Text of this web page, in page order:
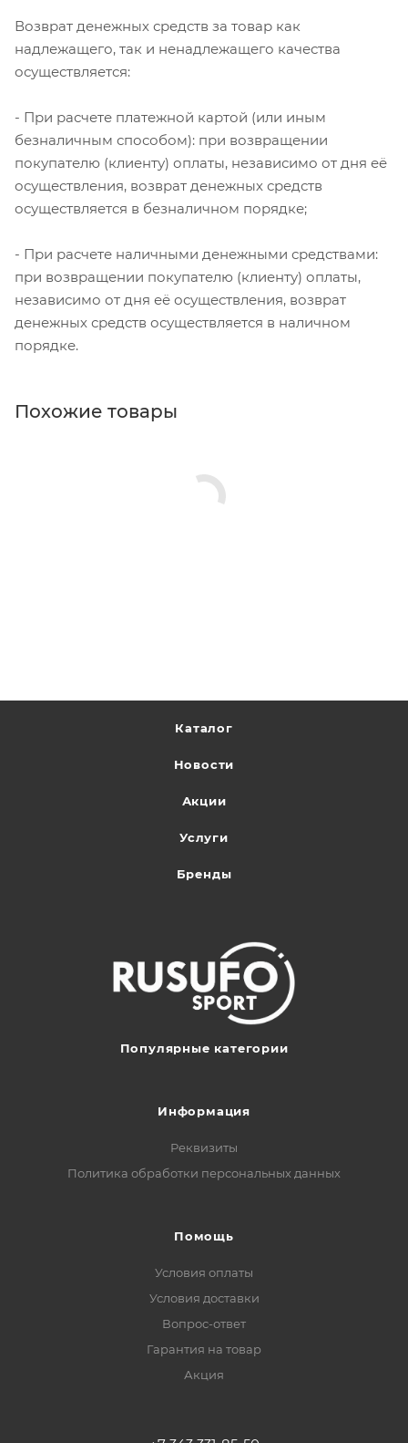
Возврат денежных средств за товар как
надлежащего, так и ненадлежащего качества
осуществляется:
- При расчете платежной картой (или иным
безналичным способом): при возвращении
покупателю (клиенту) оплаты, независимо от дня её
осуществления, возврат денежных средств
осуществляется в безналичном порядке;
- При расчете наличными денежными средствами:
при возвращении покупателю (клиенту) оплаты,
независимо от дня её осуществления, возврат
денежных средств осуществляется в наличном
порядке.
Похожие товары
Каталог
Новости
Акции
Услуги
Бренды
Популярные категории
Информация
Реквизиты
Политика обработки персональных данных
Помощь
Условия оплаты
Условия доставки
Вопрос-ответ
Гарантия на товар
Акция